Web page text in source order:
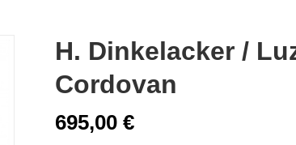
H. Dinkelacker /
Cordovan
695,00€